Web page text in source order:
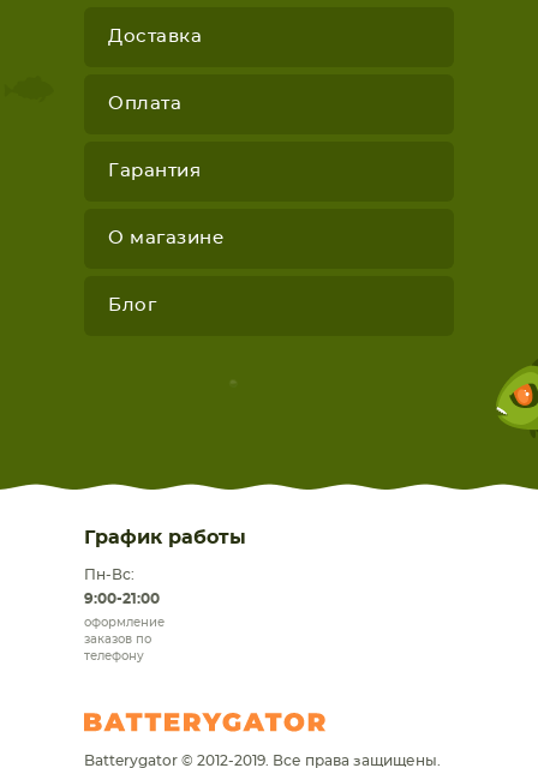
Доставка
Оплата
Гарантия
О магазине
Блог
График работы
Пн-Вс:
9:00-21:00
оформление
заказов по
телефону
Batterygator © 2012-2019. Все права защищены.